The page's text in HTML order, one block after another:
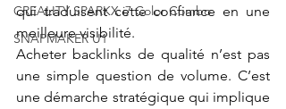
CREALITY SPARKX i7 Color Combo
SNAPMAKER U1
qui traduisent cette confiance en une
meilleure visibilité.
Acheter backlinks de qualité n’est pas
une simple question de volume. C’est
une démarche stratégique qui implique